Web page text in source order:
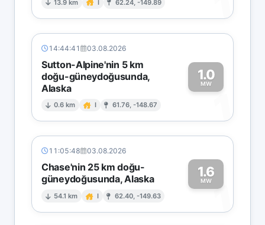
13.9 km I 62.24, -149.89
14:44:41 03.08.2026
Sutton-Alpine'nin 5 km
doğu-güneydoğusunda,
Alaska
0.6 km I 61.76, -148.67
1.0
MW
1
11:05:48 03.08.2026
Chase'nin 25 km doğu-
güneydoğusunda, Alaska
54.1 km I 62.40, -149.63
1.6
MW1